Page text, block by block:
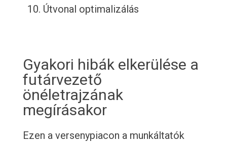
Útvonal optimalizálás
Gyakori hibák elkerülése a
futárvezető
önéletrajzának
megírásakor
Ezen a versenypiacon a munkáltatók